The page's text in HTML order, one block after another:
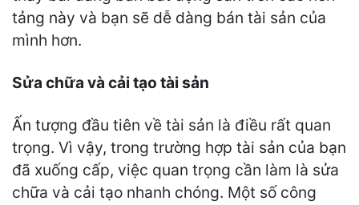
tảng này và bạn sẽ dễ dàng bán tài sản của
mình hơn.
Sửa chữa và cải tạo tài sản
Ấn tượng đầu tiên về tài sản là điều rất quan
trọng. Vì vậy, trong trường hợp tài sản của bạn
đã xuống cấp, việc quan trọng cần làm là sửa
chữa và cải tạo nhanh chóng. Một số công